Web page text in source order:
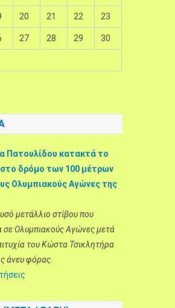
20 21 22 23
27 28 29 30
Πατουλίδου κατακτά το
δρόμο των 100 μέτρων
Ολυμπιακούς Αγώνες της
μετάλλιο στίβου που
Ολυμπιακούς Αγώνες μετά
του Κώστα Τσικλητήρα
άνευ φόρας.